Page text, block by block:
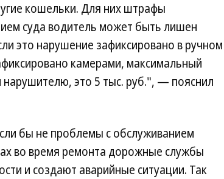
кошельки. Для них штрафы
суда водитель может быть лишен
это нарушение зафиксировано в ручном
камерами, максимальный
это 5 тыс. руб.", — пояснил
бы не проблемы с обслуживанием
во время ремонта дорожные службы
и создают аварийные ситуации. Так